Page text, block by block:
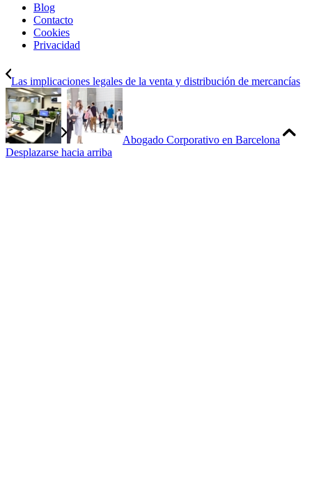
Blog
Contacto
Cookies
Privacidad
Las implicaciones legales de la venta y distribución de mercancías
Abogado Corporativo en Barcelona
Desplazarse hacia arriba